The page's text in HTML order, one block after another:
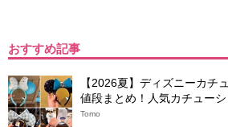
おすすめ記事
【2026夏】ディズニーカチ
値段まとめ！人気カチュー
Tomo